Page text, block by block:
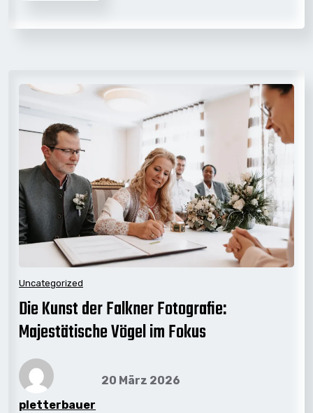
Uncategorized
Die Kunst der Falkner Fotografie:
Majestätische Vögel im Fokus
pletterbauer
20 März 2026